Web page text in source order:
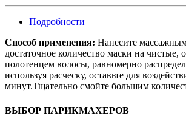
Подробности
Способ применения: Нанесите
достаточное количество маски на чистые,
полотенцем волосы, равномерно
используя расческу, оставьте для
минут.Тщательно смойте большим
ВЫБОР ПАРИКМАХЕРОВ